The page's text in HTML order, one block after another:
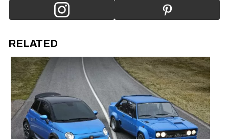
RELATED